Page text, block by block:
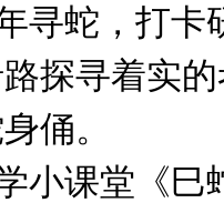
寻蛇，打卡
探寻着实
俑。
小课堂《巳